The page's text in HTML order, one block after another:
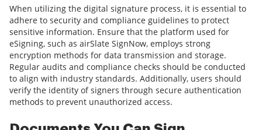
When utilizing the digital signature process, it is essential to
adhere to security and compliance guidelines to protect
sensitive information. Ensure that the platform used for
eSigning, such as airSlate SignNow, employs strong
encryption methods for data transmission and storage.
Regular audits and compliance checks should be conducted
to align with industry standards. Additionally, users should
verify the identity of signers through secure authentication
methods to prevent unauthorized access.